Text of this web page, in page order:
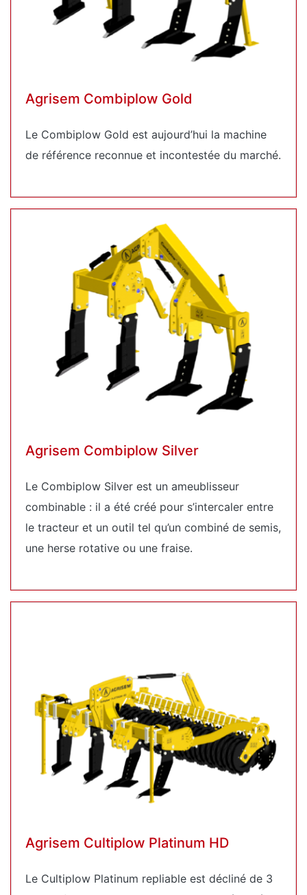
Agrisem Combiplow Gold
Le Combiplow Gold est aujourd’hui la machine
de référence reconnue et incontestée du marché.
Agrisem Combiplow Silver
Le Combiplow Silver est un ameublisseur
combinable : il a été créé pour s’intercaler entre
le tracteur et un outil tel qu’un combiné de semis,
une herse rotative ou une fraise.
Agrisem Cultiplow Platinum HD
Le Cultiplow Platinum repliable est décliné de 3